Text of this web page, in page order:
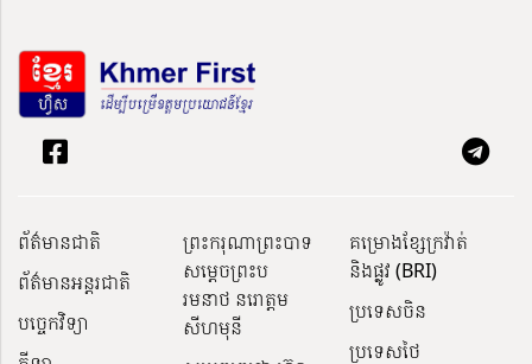
ព័ត៌មានជាតិ
ព័ត៌មានអន្តរជាតិ
បច្ចេកវិទ្យា
ព្រះករុណាព្រះបាទ
សម្តេចព្រះប
រមនាថ នរោត្តម
សីហមុនី
គម្រោងខ្សែក្រវ៉ាត់
និងផ្លូវ (BRI)
ប្រទេសចិន
ប្រទេសថៃ